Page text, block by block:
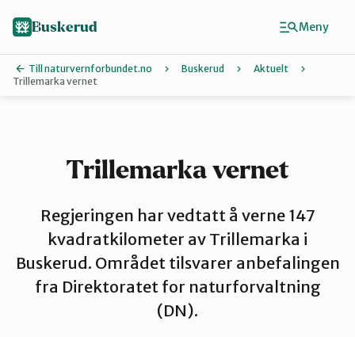
Hallingdal
Hole og Ringerike
Buskerud
Till naturvernforbundet.no Buskerud
Aktuelt
Trillemarka vernet
Trillemarka vernet
Regjeringen har vedtatt å verne 147
kvadratkilometer av Trillemarka i
Buskerud. Området tilsvarer anbefalingen
fra Direktoratet for naturforvaltning
(DN).